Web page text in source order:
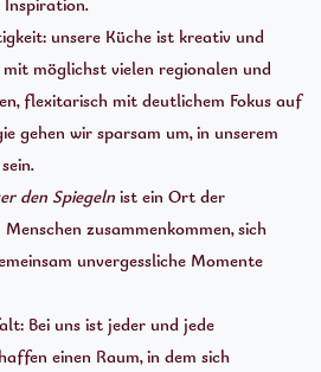
unsere Küche ist kreativ und
mit möglichst vielen regionalen und
flexitarisch mit deutlichem Fokus auf
gehen wir sparsam um, in unserem
den Spiegeln ist ein Ort der
Menschen zusammenkommen, sich
unvergessliche Momente
Bei uns ist jeder und jede
einen Raum, in dem sich